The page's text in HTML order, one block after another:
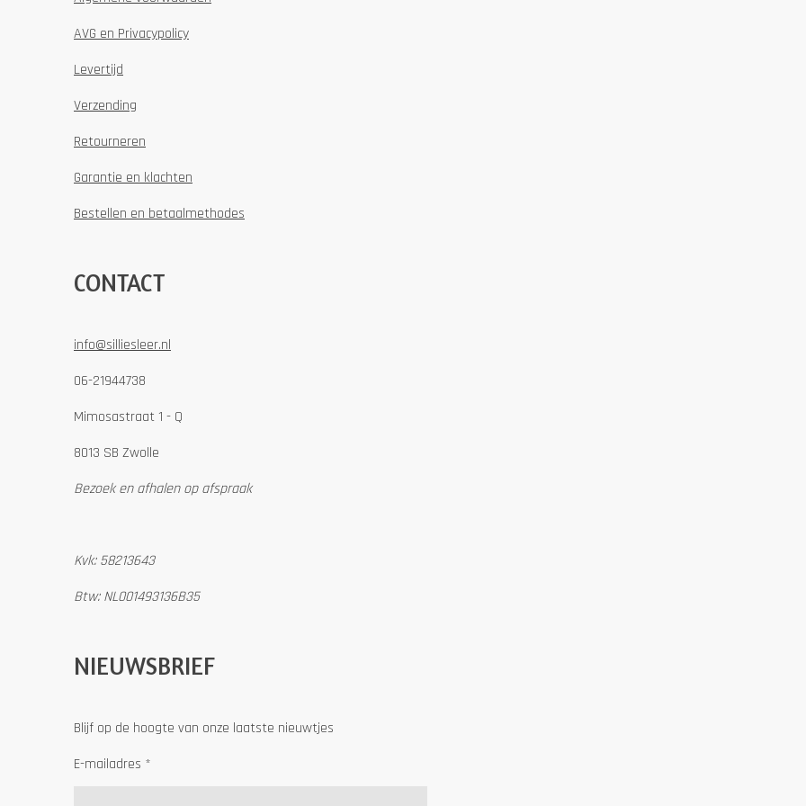
AVG en Privacypolicy
Levertijd
Verzending
Retourneren
Garantie en klachten
Bestellen en betaalmethodes
CONTACT
info@silliesleer.nl
06-21944738
Mimosastraat 1 - Q
8013 SB Zwolle
Bezoek en afhalen op afspraak
Kvk: 58213643
Btw: NL001493136B35
NIEUWSBRIEF
Blijf op de hoogte van onze laatste nieuwtjes
E-mailadres *